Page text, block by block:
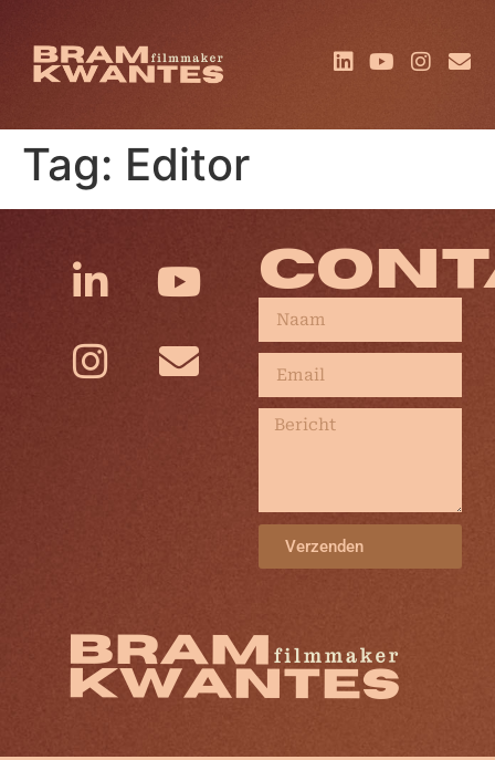
Tag: Editor
Verzenden